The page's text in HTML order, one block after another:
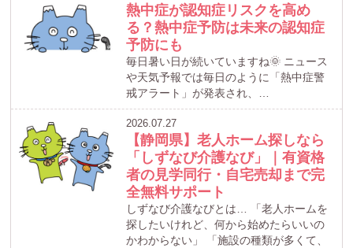
熱中症が認知症リスクを高め
る？熱中症予防は未来の認知症
予防にも
毎日暑い日が続いていますね🌞 ニュース
や天気予報では毎日のように「熱中症警
戒アラート」が発表され、…
2026.07.27
【静岡県】老人ホーム探しなら
「しずなび介護なび」｜有資格
者の見学同行・自宅売却まで完
全無料サポート
しずなび介護なびとは… 「老人ホームを
探したいけれど、何から始めたらいいの
かわからない」 「施設の種類が多くて、